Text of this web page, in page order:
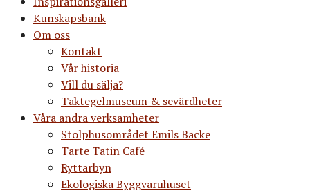
Kunskapsbank
Om oss
Kontakt
Vår historia
Vill du sälja?
Taktegelmuseum & sevärdheter
Våra andra verksamheter
Stolphusområdet Emils Backe
Tarte Tatin Café
Ryttarbyn
Ekologiska Byggvaruhuset